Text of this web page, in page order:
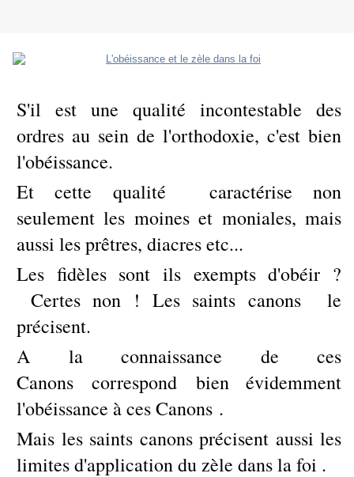
S'il est une qualité incontestable des
ordres au sein de l'orthodoxie, c'est bien
l'obéissance.
Et cette qualité caractérise non
seulement les moines et moniales, mais
aussi les prêtres, diacres etc...
Les fidèles sont ils exempts d'obéir ?
Certes non ! Les saints canons le
précisent.
A la connaissance de ces
Canons correspond bien évidemment
l'obéissance à ces Canons .
Mais les saints canons précisent aussi les
limites d'application du zèle dans la foi .